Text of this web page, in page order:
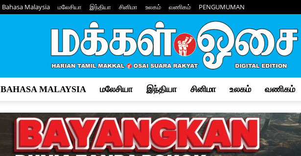
Bahasa Malaysia மலேசியா இந்தியா சினிமா உலகம் வணிகம் PENGUMUMAN
BAHASA MALAYSIA மலேசியா இந்தியா சினிமா உலகம் வணிகம்